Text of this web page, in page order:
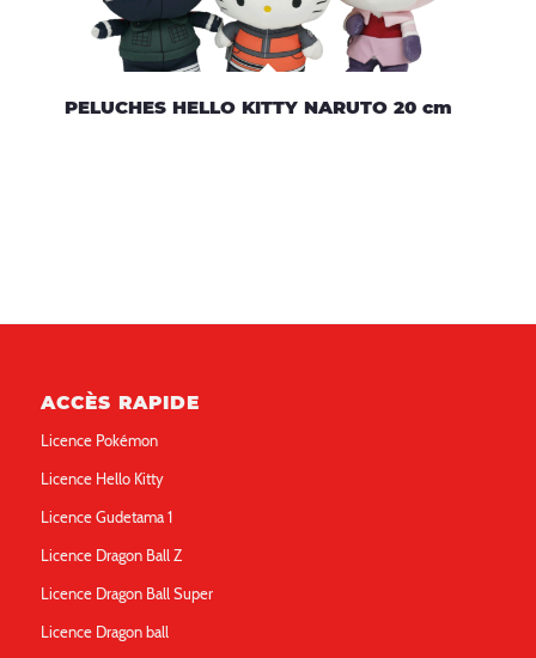
PELUCHES HELLO KITTY NARUTO 20 cm
ACCÈS RAPIDE
Licence Pokémon
Licence Hello Kitty
Licence Gudetama 1
Licence Dragon Ball Z
Licence Dragon Ball Super
Licence Dragon ball